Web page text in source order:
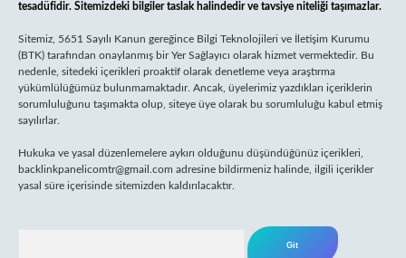
tesadüfidir. Sitemizdeki bilgiler taslak halindedir ve tavsiye niteliği taşımazlar.
Sitemiz, 5651 Sayılı Kanun gereğince Bilgi Teknolojileri ve İletişim Kurumu
(BTK) tarafından onaylanmış bir Yer Sağlayıcı olarak hizmet vermektedir. Bu
nedenle, sitedeki içerikleri proaktif olarak denetleme veya araştırma
yükümlülüğümüz bulunmamaktadır. Ancak, üyelerimiz yazdıkları içeriklerin
sorumluluğunu taşımakta olup, siteye üye olarak bu sorumluluğu kabul etmiş
sayılırlar.
Hukuka ve yasal düzenlemelere aykırı olduğunu düşündüğünüz içerikleri,
backlinkpanelicomtr@gmail.com adresine bildirmeniz halinde, ilgili içerikler
yasal süre içerisinde sitemizden kaldırılacaktır.